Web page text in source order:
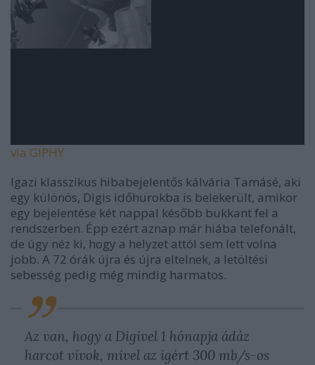
via GIPHY
Igazi klasszikus hibabejelentős kálvária Tamásé, aki
egy különös, Digis időhurokba is belekerült, amikor
egy bejelentése két nappal később bukkant fel a
rendszerben. Épp ezért aznap már hiába telefonált,
de úgy néz ki, hogy a helyzet attól sem lett volna
jobb. A 72 órák újra és újra eltelnek, a letöltési
sebesség pedig még mindig harmatos.
Az van, hogy a Digivel 1 hónapja ádáz
harcot vívok, mivel az ígért 300 mb/s-os